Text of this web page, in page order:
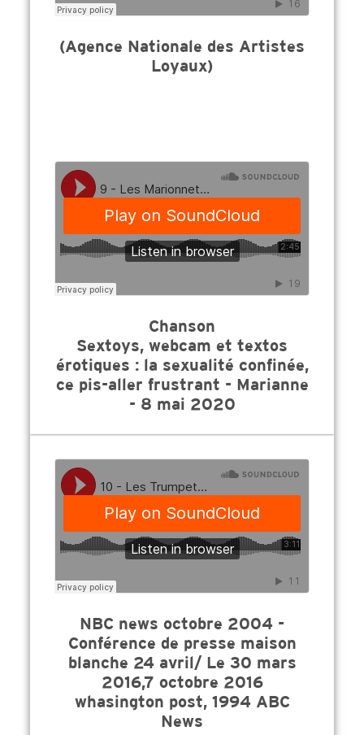
(Agence Nationale des Artistes
Loyaux)
Chanson
Sextoys, webcam et textos
érotiques : la sexualité confinée,
ce pis-aller frustrant - Marianne
- 8 mai 2020
NBC news octobre 2004 -
Conférence de presse maison
blanche 24 avril/ Le 30 mars
2016,7 octobre 2016
whasington post, 1994 ABC
News